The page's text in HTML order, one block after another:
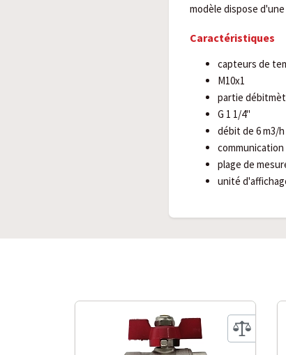
modèle dispose d'une
Caractéristiques
capteurs de
M10x1
partie
G 1 1/4"
débit de 6 m3/h
communication
plage de
unité